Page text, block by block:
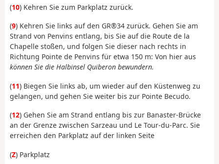
(10) Kehren Sie zum Parkplatz zurück.
(9) Kehren Sie links auf den GR®34 zurück. Gehen Sie am
Strand von Penvins entlang, bis Sie auf die Route de la
Chapelle stoßen, und folgen Sie dieser nach rechts in
Richtung Pointe de Penvins für etwa 150 m: Von hier aus
können Sie die Halbinsel Quiberon bewundern.
(11) Biegen Sie links ab, um wieder auf den Küstenweg zu
gelangen, und gehen Sie weiter bis zur Pointe Becudo.
(12) Gehen Sie am Strand entlang bis zur Banaster-Brücke
an der Grenze zwischen Sarzeau und Le Tour-du-Parc. Sie
erreichen den Parkplatz auf der linken Seite
(Z) Parkplatz